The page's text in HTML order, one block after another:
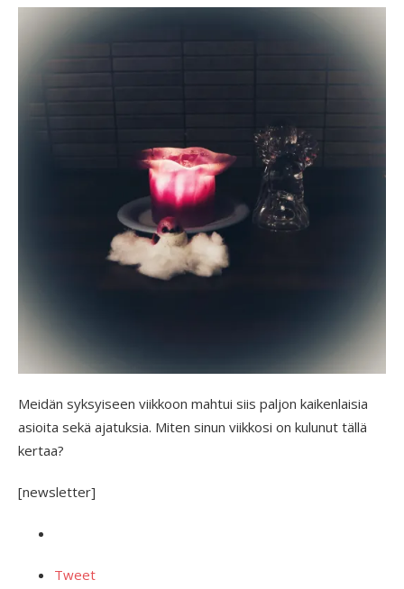
Meidän syksyiseen viikkoon mahtui siis paljon kaikenlaisia
asioita sekä ajatuksia. Miten sinun viikkosi on kulunut tällä
kertaa?
[newsletter]
Tweet